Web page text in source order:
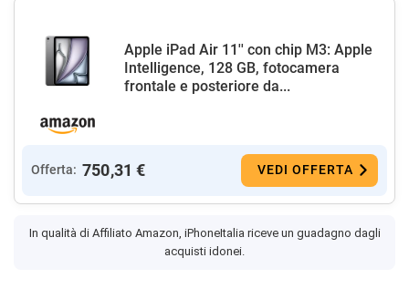
Apple iPad Air 11'' con chip M3: Apple
Intelligence, 128 GB, fotocamera
frontale e posteriore da...
Offerta: 750,31 € VEDI OFFERTA
In qualità di Affiliato Amazon, iPhoneItalia riceve un guadagno dagli
acquisti idonei.